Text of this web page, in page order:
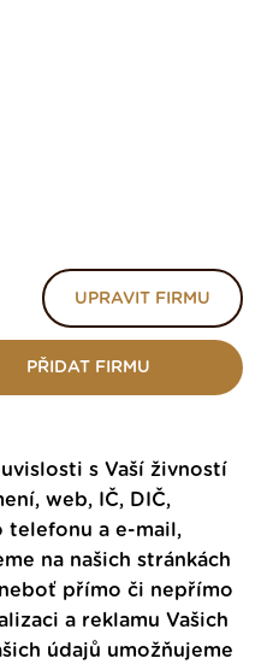
UPRAVIT FIRMU
PŘIDAT FIRMU
s Vaší živností
web, IČ, DIČ,
telefonu a e-mail,
na našich stránkách
přímo či nepřímo
a reklamu Vašich
údajů umožňujeme